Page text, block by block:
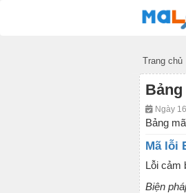
Trang chủ
Ngày
Bảng
Mã lỗi
Lỗi cảm
Biện